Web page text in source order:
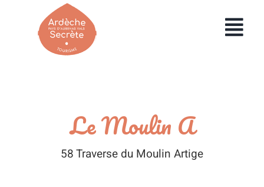
COMMANDER UNE BOX
Le Moulin A
58 Traverse du Moulin Artige